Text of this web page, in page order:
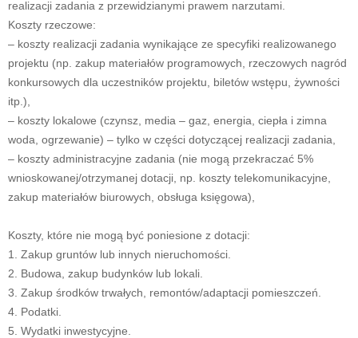
realizacji zadania z przewidzianymi prawem narzutami.
Koszty rzeczowe:
– koszty realizacji zadania wynikające ze specyfiki realizowanego
projektu (np. zakup materiałów programowych, rzeczowych nagród
konkursowych dla uczestników projektu, biletów wstępu, żywności
itp.),
– koszty lokalowe (czynsz, media – gaz, energia, ciepła i zimna
woda, ogrzewanie) – tylko w części dotyczącej realizacji zadania,
– koszty administracyjne zadania (nie mogą przekraczać 5%
wnioskowanej/otrzymanej dotacji, np. koszty telekomunikacyjne,
zakup materiałów biurowych, obsługa księgowa),
Koszty, które nie mogą być poniesione z dotacji:
1. Zakup gruntów lub innych nieruchomości.
2. Budowa, zakup budynków lub lokali.
3. Zakup środków trwałych, remontów/adaptacji pomieszczeń.
4. Podatki.
5. Wydatki inwestycyjne.